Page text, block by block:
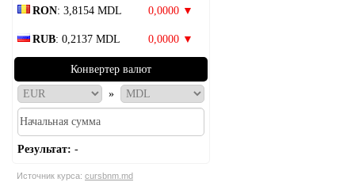
RON: 3,8154 MDL 0,0000 ▼
RUB: 0,2137 MDL 0,0000 ▼
Конвертер валют
»
Результат: -
Источник курса: cursbnm.md